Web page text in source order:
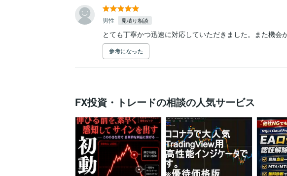
男性 見積り相談
とても丁寧かつ迅速に対応していただきました。また機
参考になった
FX投資・トレードの相談の人気サービス